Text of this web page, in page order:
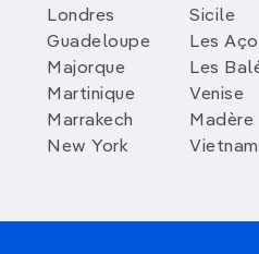
des excursions en
35 km de Dakhla,
sulfureuse source
ou de réserver une
Londres
Guadeloupe
Majorque
Martinique
Marrakech
New York
Sicile
Les
Les
Venise
Madère
Vietnam